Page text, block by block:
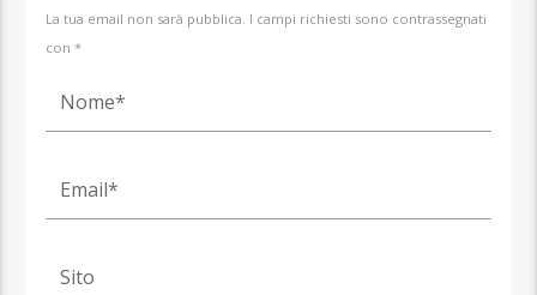
La tua email non sarà pubblica. I campi richiesti sono contrassegnati
con *